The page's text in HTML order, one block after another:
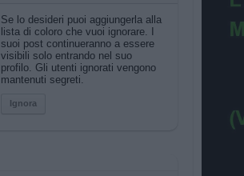
Se lo desideri puoi aggiungerla alla
lista di coloro che vuoi ignorare. I
suoi post continueranno a essere
visibili solo entrando nel suo
profilo. Gli utenti ignorati vengono
mantenuti segreti.
Ignora